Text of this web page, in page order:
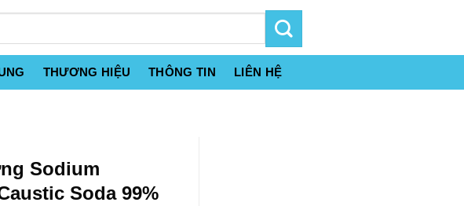
THƯƠNG HIỆU THÔNG TIN LIÊN HỆ
Sodium
Soda 99%